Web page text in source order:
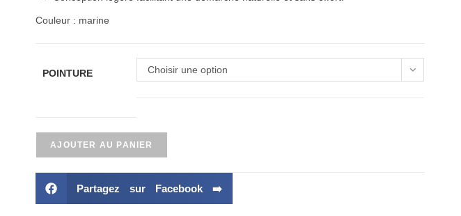
Couleur : marine
POINTURE Choisir une option
AJOUTER AU PANIER
Partagez sur Facebook ➡️